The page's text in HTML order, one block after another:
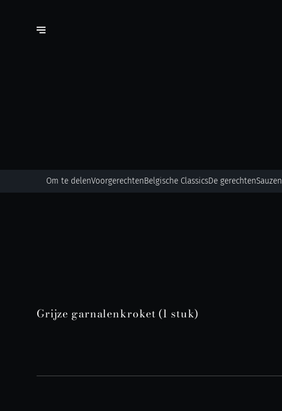
Om te delenVoorgerechtenBelgische ClassicsDe gerechtenSauzen
Grijze garnalenkroket (1 stuk)